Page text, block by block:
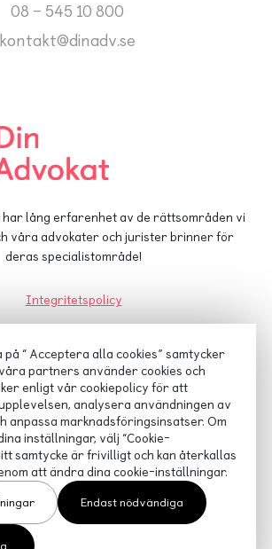
har lång erfarenhet av de rättsområden vi
våra advokater och jurister brinner för
deras specialistområde!
Integritetspolicy
konsumenttvistnämnd
08 – 545 10 800
kontakt@dinadv.se
på “ Acceptera alla cookies” samtycker
partners använder cookies och
enligt vår cookiepolicy för att
analysera användningen av
anpassa marknadsföringsinsatser. Om
inställningar, välj “Cookie-
samtycke är frivilligt och kan återkallas
att ändra dina cookie-inställningar.
Endast nödvändiga